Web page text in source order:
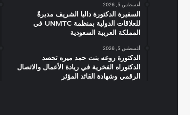
أغسطس 5, 2026
السفيرة الدكتورة داليا الشريف مديرةً
للعلاقات الدولية بمنظمة UNMTC في
المملكة العربية السعودية
أغسطس 5, 2026
الدكتورة روعه بنت حمد ميره تحصد
الدكتوراه الفخرية في ريادة الأعمال والاتصال
الرقمي وشهادة القائد المؤثر